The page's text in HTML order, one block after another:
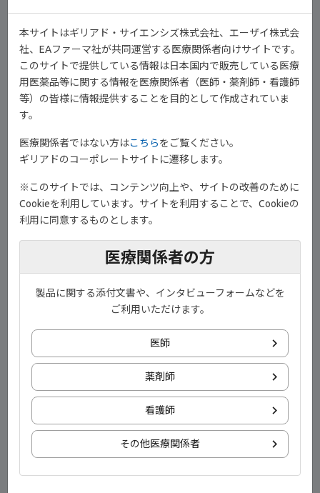
演者
Chair of Rheumatology,Medical University of Vienna
Prof.Daniel Aletaha
目次
Window Of Opportunity(治療機会の窓）【00:00】
Sharp/van der Heijde スコア（SHS）の推移（X線上の進
DAS28スコアの推移（疾患活動性）【01:45】
T2Tリコメンデーション（2014年改訂）【02:30】
ベースライン後12ヶ月から24ヶ月までの間のmTSSスコア
の変化量が0以下の患者【03:08】
本サイトはギリアド・サイエンシズ株式会社、エーザイ株式会
社、EAファーマ社が共同運営する医療関係者向けサイトです。
このサイトで提供している情報は日本国内で販売している医療
用医薬品等に関する情報を医療関係者（医師・薬剤師・看護師
等）の皆様に情報提供することを目的として作成されていま
す。
医療関係者ではない方はこちらをご覧ください。
ギリアドのコーポレートサイトに遷移します。
※このサイトでは、コンテンツ向上や、サイトの改善のために
Cookieを利用しています。サイトを利用することで、Cookieの
利用に同意するものとします。
医療関係者の方
製品に関する添付文書や、インタビューフォームなどを
ご利用いただけます。
医師
薬剤師
看護師
その他医療関係者